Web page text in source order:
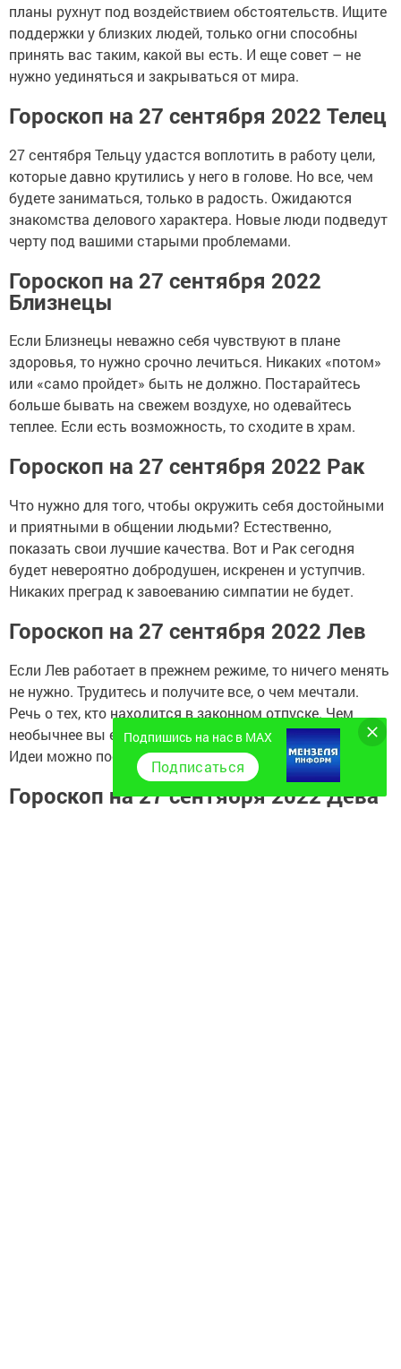
планы рухнут под воздействием обстоятельств. Ищите
поддержки у близких людей, только огни способны
принять вас таким, какой вы есть. И еще совет – не
нужно уединяться и закрываться от мира.
Гороскоп на 27 сентября 2022 Телец
27 сентября Тельцу удастся воплотить в работу цели,
которые давно крутились у него в голове. Но все, чем
будете заниматься, только в радость. Ожидаются
знакомства делового характера. Новые люди подведут
черту под вашими старыми проблемами.
Гороскоп на 27 сентября 2022
Близнецы
Если Близнецы неважно себя чувствуют в плане
здоровья, то нужно срочно лечиться. Никаких «потом»
или «само пройдет» быть не должно. Постарайтесь
больше бывать на свежем воздухе, но одевайтесь
теплее. Если есть возможность, то сходите в храм.
Гороскоп на 27 сентября 2022 Рак
Что нужно для того, чтобы окружить себя достойными
и приятными в общении людьми? Естественно,
показать свои лучшие качества. Вот и Рак сегодня
будет невероятно добродушен, искренен и уступчив.
Никаких преград к завоеванию симпатии не будет.
Гороскоп на 27 сентября 2022 Лев
Если Лев работает в прежнем режиме, то ничего менять
не нужно. Трудитесь и получите все, о чем мечтали.
Речь о тех, кто находится в законном отпуске. Чем
необычнее вы его организуете, тем лучше отдохнете.
Идеи можно посмотреть в интернете.
Гороскоп на 27 сентября 2022 Дева
Подпишись на нас в MAX
Подписаться